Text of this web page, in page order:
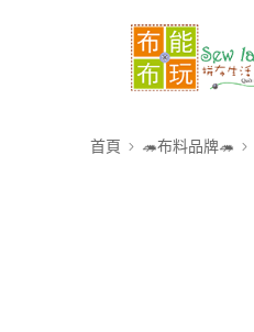
首頁 🦔布料品牌🦔